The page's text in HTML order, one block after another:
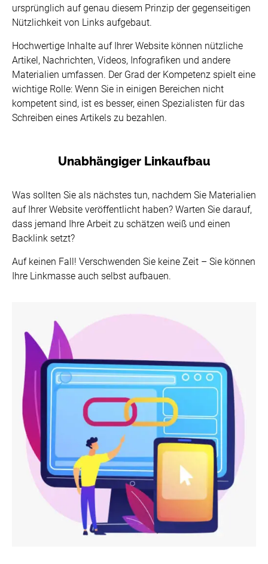
ursprünglich auf genau diesem Prinzip der gegenseitigen
Nützlichkeit von Links aufgebaut.
Hochwertige Inhalte auf Ihrer Website können nützliche
Artikel, Nachrichten, Videos, Infografiken und andere
Materialien umfassen. Der Grad der Kompetenz spielt eine
wichtige Rolle: Wenn Sie in einigen Bereichen nicht
kompetent sind, ist es besser, einen Spezialisten für das
Schreiben eines Artikels zu bezahlen.
Unabhängiger Linkaufbau
Was sollten Sie als nächstes tun, nachdem Sie Materialien
auf Ihrer Website veröffentlicht haben? Warten Sie darauf,
dass jemand Ihre Arbeit zu schätzen weiß und einen
Backlink setzt?
Auf keinen Fall! Verschwenden Sie keine Zeit – Sie können
Ihre Linkmasse auch selbst aufbauen.